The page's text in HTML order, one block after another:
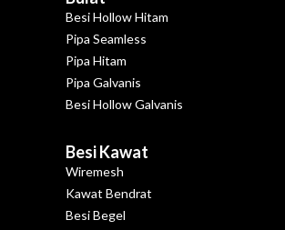
Besi Hollow Hitam
Pipa Seamless
Pipa Hitam
Pipa Galvanis
Besi Hollow Galvanis
Besi Kawat
Wiremesh
Kawat Bendrat
Besi Begel